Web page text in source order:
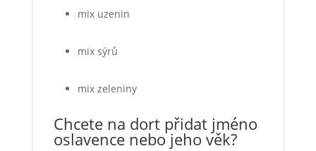
mix uzenin
mix sýrů
mix zeleniny
Chcete na dort přidat jméno
oslavence nebo jeho věk?